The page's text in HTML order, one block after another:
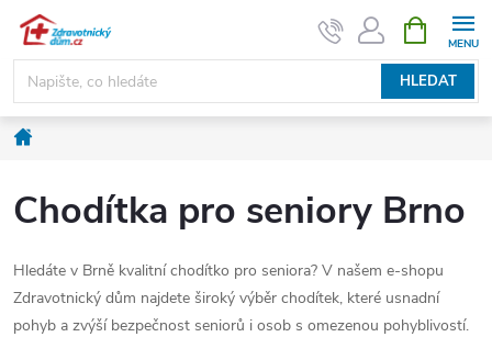
Přejít
obsah
HLEDAT
NÁKUPNÍ
KOŠÍK
Domů
Chodítka pro seniory Brno
Hledáte v Brně kvalitní chodítko pro seniora? V našem e-shopu
Zdravotnický dům najdete široký výběr chodítek, které usnadní
pohyb a zvýší bezpečnost seniorů i osob s omezenou pohyblivostí.